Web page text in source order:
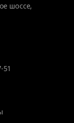
шоссе,
51